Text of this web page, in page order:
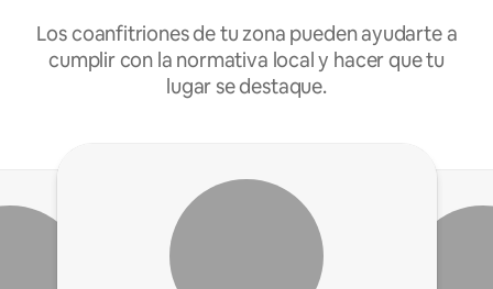
Los coanfitriones de tu zona pueden ayudarte a
cumplir con la normativa local y hacer que tu
lugar se destaque.